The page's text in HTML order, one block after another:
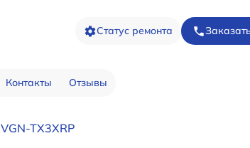
Статус ремонта
Контакты Отзывы
TX3XRP